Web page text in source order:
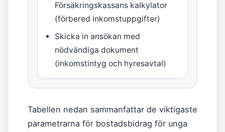
Försäkringskassans kalkylator
(förbered inkomstuppgifter)
Skicka in ansökan med
nödvändiga dokument
(inkomstintyg och hyresavtal)
Tabellen nedan sammanfattar de viktigaste
parametrarna för bostadsbidrag för unga